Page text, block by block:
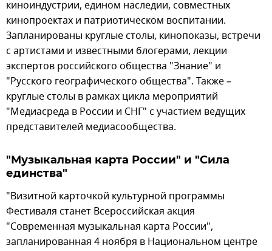
киноиндустрии, едином наследии, совместных
кинопроектах и патриотическом воспитании.
Запланированы круглые столы, кинопоказы, встречи
с артистами и известными блогерами, лекции
экспертов российского общества "Знание" и
"Русского географического общества". Также –
круглые столы в рамках цикла мероприятий
"Медиасреда в России и СНГ" с участием ведущих
представителей медиасообщества.
"Музыкальная карта России" и "Сила
единства"
"Визитной карточкой культурной программы
Фестиваля станет Всероссийская акция
"Современная музыкальная карта России",
запланированная 4 ноября в Национальном центре